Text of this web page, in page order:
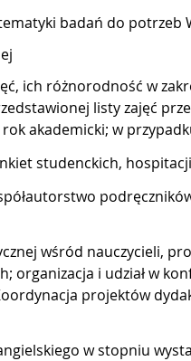
badań do potrzeb
ich różnorodność w
listy zajęć
akademicki; w
studenckich,
wśród nauczycieli,
organizacja i udział w
projektów
w stopniu